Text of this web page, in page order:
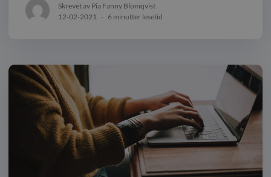
Skrevet av Pia Fanny Blomqvist
12-02-2021
- 6 minutter lesetid